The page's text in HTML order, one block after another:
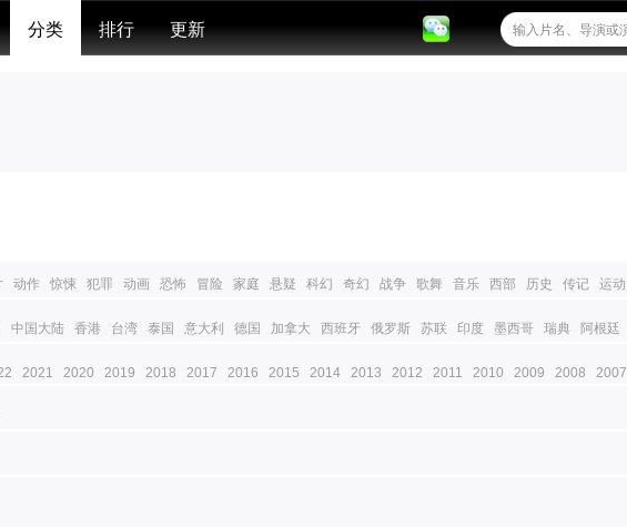
分类 排行 更新
动作 惊悚 犯罪 动画 恐怖 冒险 家庭 悬疑 科幻 奇幻 战争 歌舞 音乐 西部 历史 传记 运动
中国大陆 香港 台湾 泰国 意大利 德国 加拿大 西班牙 俄罗斯 苏联 印度 墨西哥 瑞典 阿根廷
2021 2020 2019 2018 2017 2016 2015 2014 2013 2012 2011 2010 2009 2008 2007